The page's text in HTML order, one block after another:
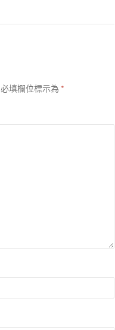
必填欄位標示為 *